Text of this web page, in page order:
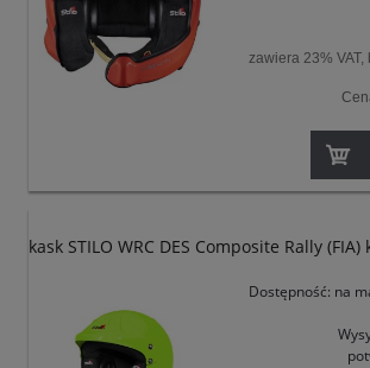
zawiera 23%
kask STILO WRC DES Composite Rally
Dostępność: na